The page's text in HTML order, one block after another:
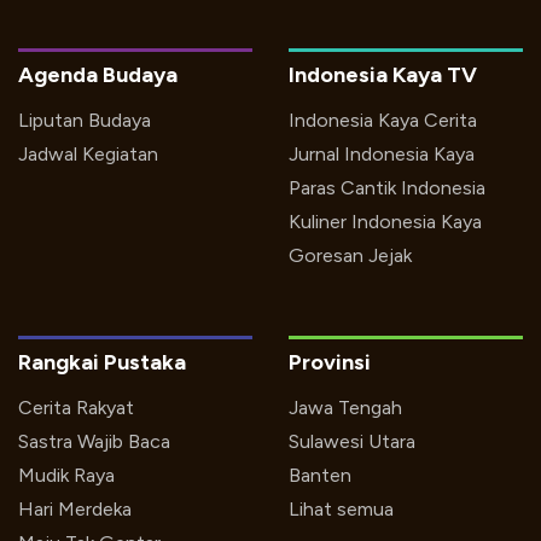
Indonesia Kaya TV
Indonesia Kaya Cerita
Jurnal Indonesia Kaya
Paras Cantik Indonesia
Kuliner Indonesia Kaya
Goresan Jejak
Agenda Budaya
Liputan Budaya
Jadwal Kegiatan
Rangkai Pustaka
Cerita Rakyat
Sastra Wajib Baca
Mudik Raya
Hari Merdeka
Provinsi
Jawa Tengah
Sulawesi Utara
Banten
Lihat semua